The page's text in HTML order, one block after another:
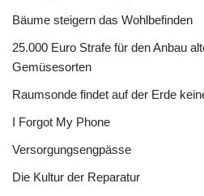
Bäume steigern das Wohlbefinden
25.000 Euro Strafe für den Anbau
Gemüsesorten
Raumsonde findet auf der Erde
I Forgot My Phone
Versorgungsengpässe
Die Kultur der Reparatur